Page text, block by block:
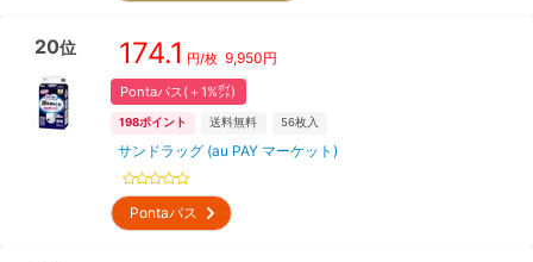
20位 174.1 円/枚 9,950円
Pontaパス(＋1%㌽)
198ポイント 送料無料 56枚入
サンドラッグ (au PAY マーケット)
Pontaパス